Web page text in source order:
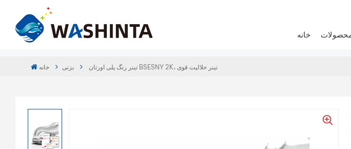
خانه
خانه بزنی تینر رنگ پلی اورتان BSESNY 2K، تینر حلالیت قوی